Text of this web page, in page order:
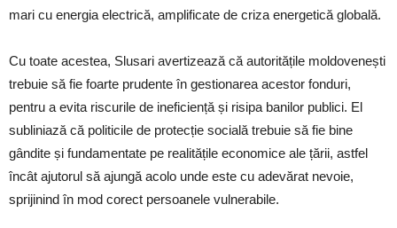
mari cu energia electrică, amplificate de criza energetică globală.
Cu toate acestea, Slusari avertizează că autoritățile moldovenești
trebuie să fie foarte prudente în gestionarea acestor fonduri,
pentru a evita riscurile de ineficiență și risipa banilor publici. El
subliniază că politicile de protecție socială trebuie să fie bine
gândite și fundamentate pe realitățile economice ale țării, astfel
încât ajutorul să ajungă acolo unde este cu adevărat nevoie,
sprijinind în mod corect persoanele vulnerabile.